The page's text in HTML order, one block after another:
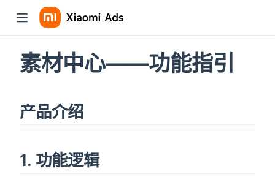
素材中心——功能指引
产品介绍
1. 功能逻辑